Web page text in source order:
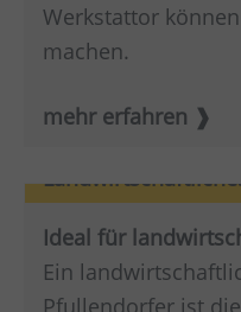
Werkstattor
machen.
mehr erfahren
Ideal für
Ein
Pfullendorfer ist